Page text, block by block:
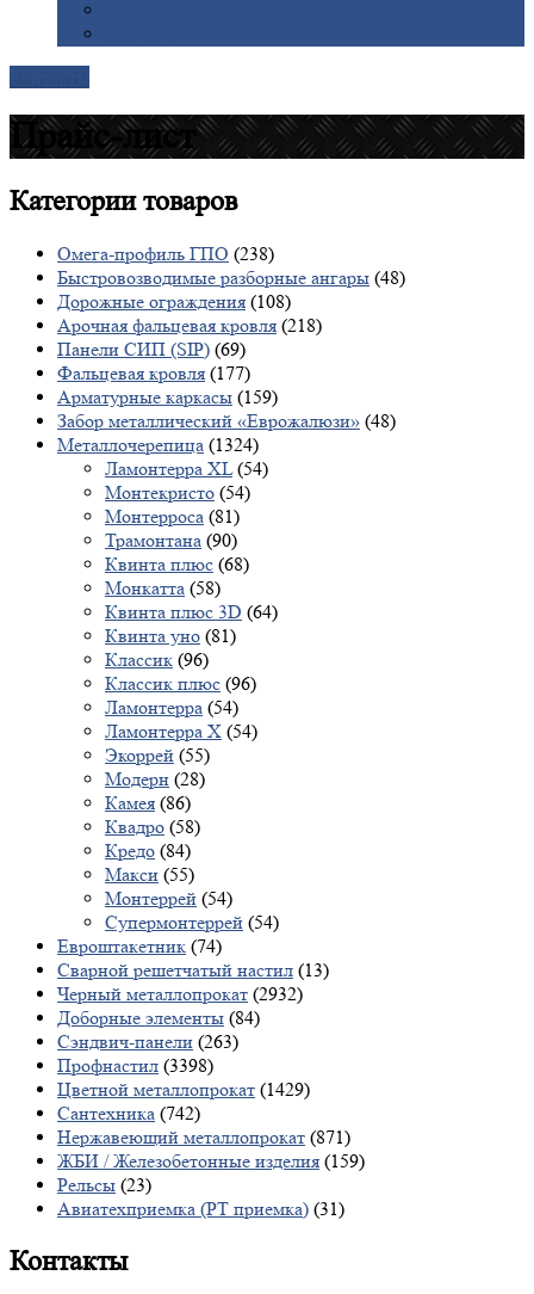
Прайс-лист
Категориитоваров
Омега-профиль ГПО (238)
Быстровозводимые разборные ангары (48)
Дорожные ограждения (108)
Арочная фальцевая кровля (218)
Панели СИП (SIP) (69)
Фальцевая кровля (177)
Арматурные каркасы (159)
Забор металлический «Еврожалюзи» (48)
Металлочерепица (1324)
Ламонтерра XL (54)
Монтекристо (54)
Монтерроса (81)
Трамонтана (90)
Квинта плюс (68)
Монкатта (58)
Квинта плюс 3D (64)
Квинта уно (81)
Классик (96)
Классик плюс (96)
Ламонтерра (54)
Ламонтерра X (54)
Экоррей (55)
Модерн (28)
Камея (86)
Квадро (58)
Кредо (84)
Макси (55)
Монтеррей (54)
Супермонтеррей (54)
Евроштакетник (74)
Сварной решетчатый настил (13)
Черный металлопрокат (2932)
Доборные элементы (84)
Сэндвич-панели (263)
Профнастил (3398)
Цветной металлопрокат (1429)
Сантехника (742)
Нержавеющий металлопрокат (871)
ЖБИ / Железобетонные изделия (159)
Рельсы (23)
Авиатехприемка (РТ приемка) (31)
Контакты